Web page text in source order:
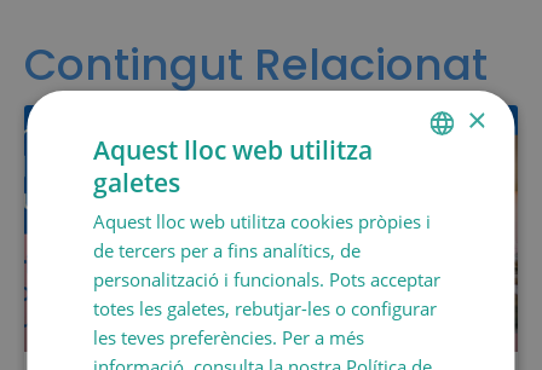
Contingut Relacionat
CATALÀ
FRANÇAIS
×
Aquest lloc web utilitza
galetes
Aquest lloc web utilitza cookies pròpies i
de tercers per a fins analítics, de
personalització i funcionals. Pots acceptar
totes les galetes, rebutjar-les o configurar
les teves preferències. Per a més